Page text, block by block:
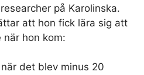
på Karolinska.
att hon fick lära sig att
när hon kom:
det blev minus 20